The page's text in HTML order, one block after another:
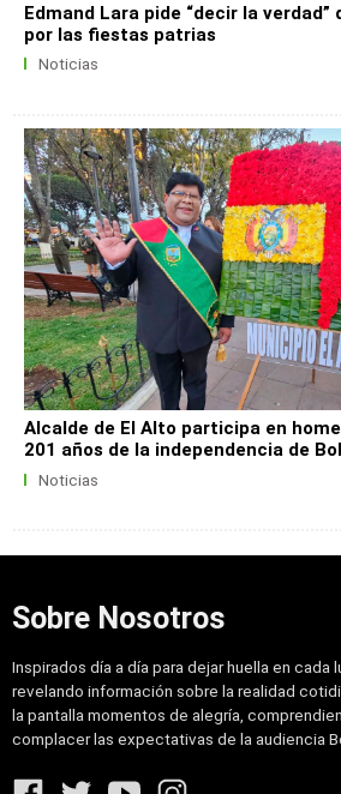
Edmand Lara pide “decir la
por las fiestas patrias
Noticias
Alcalde de El Alto participa en
201 años de la independencia de
Noticias
Sobre Nosotros
Inspirados día a día para dejar huella en cada
revelando información sobre la realidad
la pantalla momentos de alegría,
complacer las expectativas de la audiencia